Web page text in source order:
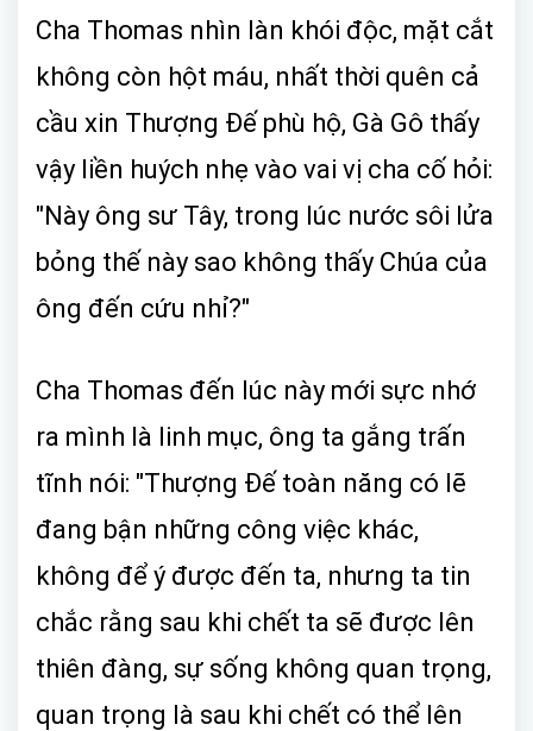
Cha Thomas nhìn làn khói độc, mặt cắt
không còn hột máu, nhất thời quên cả
cầu xin Thượng Đế phù hộ, Gà Gô thấy
vậy liền huých nhẹ vào vai vị cha cố hỏi:
"Này ông sư Tây, trong lúc nước sôi lửa
bỏng thế này sao không thấy Chúa của
ông đến cứu nhỉ?"
Cha Thomas đến lúc này mới sực nhớ
ra mình là linh mục, ông ta gắng trấn
tĩnh nói: "Thượng Đế toàn năng có lẽ
đang bận những công việc khác,
không để ý được đến ta, nhưng ta tin
chắc rằng sau khi chết ta sẽ được lên
thiên đàng, sự sống không quan trọng,
quan trọng là sau khi chết có thể lên